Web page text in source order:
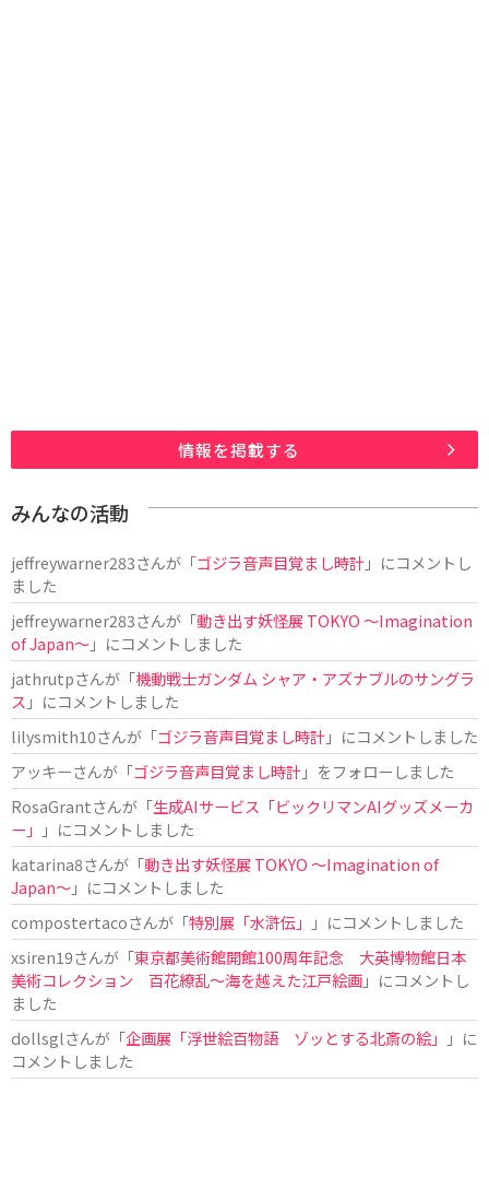
情報を掲載する
みんなの活動
jeffreywarner283さんが「ゴジラ音声目覚まし時計」にコメントし
ました
jeffreywarner283さんが「動き出す妖怪展 TOKYO 〜Imagination
of Japan〜」にコメントしました
jathrutpさんが「機動戦士ガンダム シャア・アズナブルのサングラ
ス 」にコメントしました
lilysmith10さんが「ゴジラ音声目覚まし時計」にコメントしました
アッキーさんが「ゴジラ音声目覚まし時計」をフォローしました
RosaGrantさんが「生成AIサービス「ビックリマンAIグッズメーカ
ー」
」にコメントしました
katarina8さんが「動き出す妖怪展 TOKYO 〜Imagination of
Japan〜」にコメントしました
compostertacoさんが「特別展「水滸伝」
」にコメントしました
xsiren19さんが「東京都美術館開館100周年記念 大英博物館日本
美術コレクション 百花繚乱～海を越えた江戸絵画」にコメントし
ました
dollsglさんが「企画展「浮世絵百物語 ゾッとする北斎の絵」
」に
コメントしました